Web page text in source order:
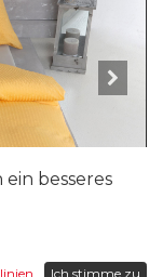
besseres
Ich stimme zu